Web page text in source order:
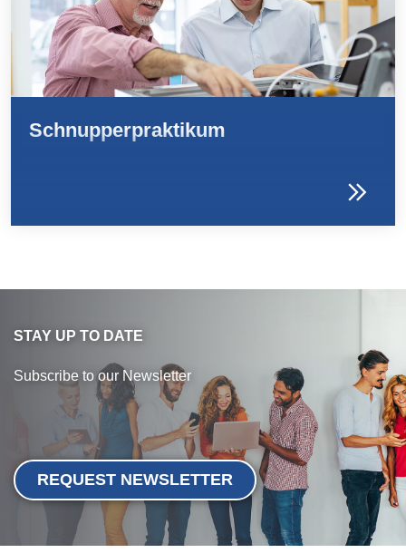
Schnupperpraktikum
STAY UP TO DATE
Subscribe to our Newsletter
REQUEST NEWSLETTER